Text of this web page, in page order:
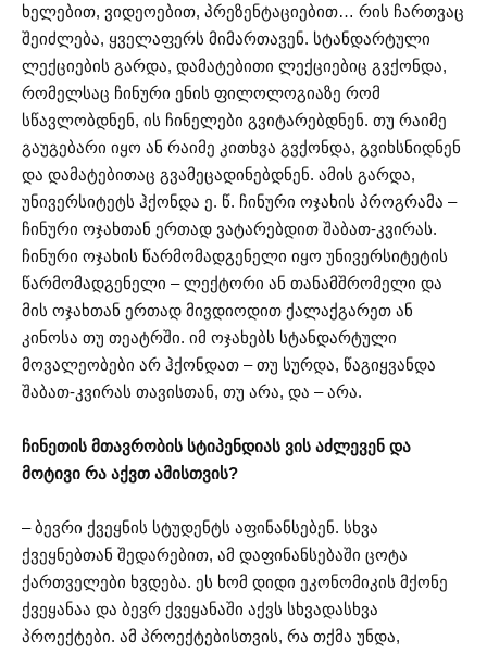
ხელებით, ვიდეოებით, პრეზენტაციებით… რის ჩართვაც
შეიძლება, ყველაფერს მიმართავენ. სტანდარტული
ლექციების გარდა, დამატებითი ლექციებიც გვქონდა,
რომელსაც ჩინური ენის ფილოლოგიაზე რომ
სწავლობდნენ, ის ჩინელები გვიტარებდნენ. თუ რაიმე
გაუგებარი იყო ან რაიმე კითხვა გვქონდა, გვიხსნიდნენ
და დამატებითაც გვამეცადინებდნენ. ამის გარდა,
უნივერსიტეტს ჰქონდა ე. წ. ჩინური ოჯახის პროგრამა –
ჩინური ოჯახთან ერთად ვატარებდით შაბათ-კვირას.
ჩინური ოჯახის წარმომადგენელი იყო უნივერსიტეტის
წარმომადგენელი – ლექტორი ან თანამშრომელი და
მის ოჯახთან ერთად მივდიოდით ქალაქგარეთ ან
კინოსა თუ თეატრში. იმ ოჯახებს სტანდარტული
მოვალეობები არ ჰქონდათ – თუ სურდა, წაგიყვანდა
შაბათ-კვირას თავისთან, თუ არა, და – არა.
ჩინეთის მთავრობის სტიპენდიას ვის აძლევენ და
მოტივი რა აქვთ ამისთვის?
– ბევრი ქვეყნის სტუდენტს აფინანსებენ. სხვა
ქვეყნებთან შედარებით, ამ დაფინანსებაში ცოტა
ქართველები ხვდება. ეს ხომ დიდი ეკონომიკის მქონე
ქვეყანაა და ბევრ ქვეყანაში აქვს სხვადასხვა
პროექტები. ამ პროექტებისთვის, რა თქმა უნდა,